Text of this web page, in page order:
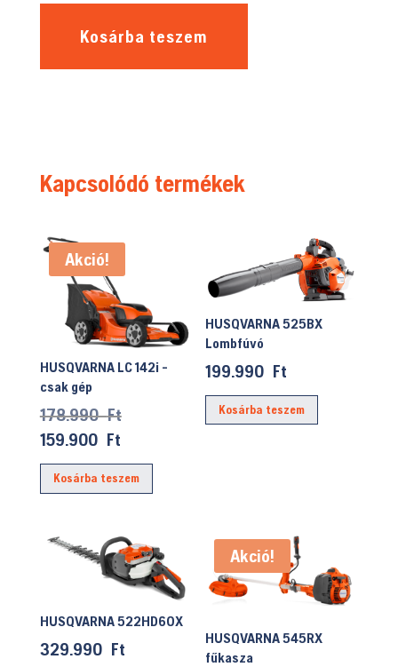
Kosárba teszem
Kapcsolódó termékek
Akció!
HUSQVARNA LC 142i -
csak gép
178.990FtOriginal
was:
178.990 Ft.
159.900 FtCurrent
price
is:
Kosárba teszem
HUSQVARNA 525BX
Lombfúvó
199.990 Ft
Kosárba teszem
HUSQVARNA 522HD60X
329.990 Ft
Akció!
HUSQVARNA 545RX
fűkasza